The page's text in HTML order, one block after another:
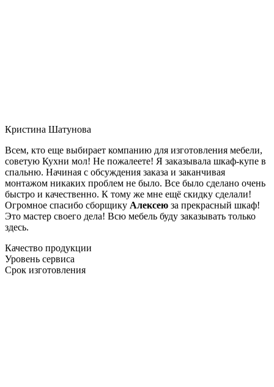
Кристина Шатунова
Всем, кто еще выбирает компанию для изготовления мебели,
советую Кухни мол! Не пожалеете! Я заказывала шкаф-купе в
спальню. Начиная с обсуждения заказа и заканчивая
монтажом никаких проблем не было. Все было сделано очень
быстро и качественно. К тому же мне ещё скидку сделали!
Огромное спасибо сборщику Алексею за прекрасный шкаф!
Это мастер своего дела! Всю мебель буду заказывать только
здесь.
Качество продукции
Уровень сервиса
Срок изготовления